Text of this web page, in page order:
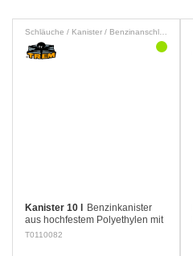
Schläuche / Kanister / Benzinanschlüsse
Kanister 10 l
Benzinkanister
aus hochfestem Polyethylen mit
ergonomischem Handgriff.
T0110082